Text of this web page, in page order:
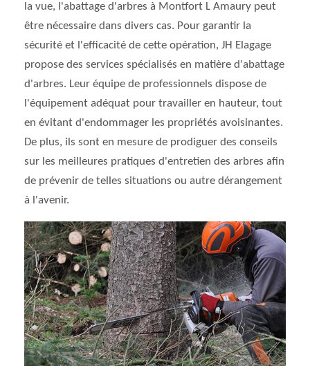
la vue, l'abattage d'arbres à Montfort L Amaury peut
être nécessaire dans divers cas. Pour garantir la
sécurité et l'efficacité de cette opération, JH Elagage
propose des services spécialisés en matière d'abattage
d'arbres. Leur équipe de professionnels dispose de
l'équipement adéquat pour travailler en hauteur, tout
en évitant d'endommager les propriétés avoisinantes.
De plus, ils sont en mesure de prodiguer des conseils
sur les meilleures pratiques d'entretien des arbres afin
de prévenir de telles situations ou autre dérangement
à l'avenir.